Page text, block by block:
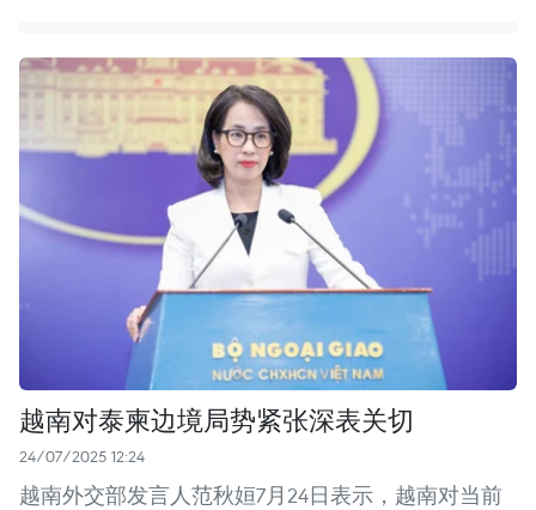
越南对泰柬边境局势紧张深表关切
24/07/2025 12:24
越南外交部发言人范秋姮7月24日表示，越南对当前